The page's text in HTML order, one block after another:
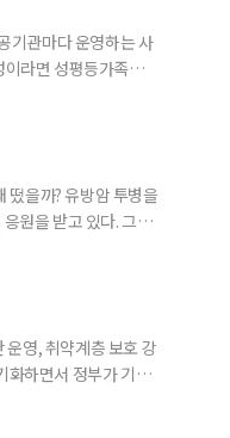
기관마다 운영하는 사
라면 성평등가족부
제도다. 개인별 취
떴을까? 유방암 투병을
원을 받고 있다. 그러
운영, 취약계층 보호 강
화하면서 정부가 기존